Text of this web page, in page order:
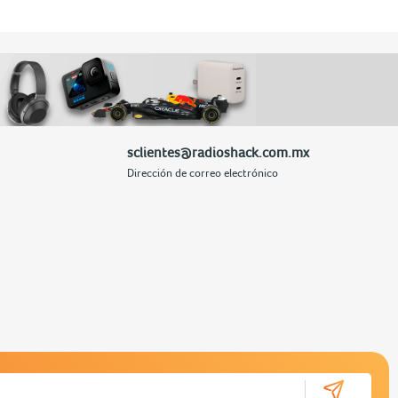
sclientes@radioshack.com.mx
Dirección de correo electrónico